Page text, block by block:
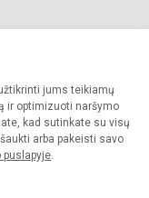
jums teikiamų
ir optimizuoti naršymo
kad sutinkate su visų
arba pakeisti savo
puslapyje.
teisės saugomos.
griežtai draudžiama.